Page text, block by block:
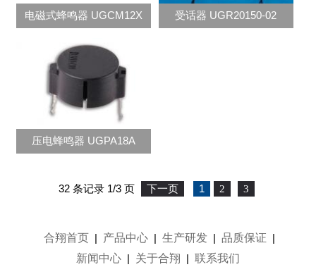
电磁式蜂鸣器 UGCM12X 受话器 UGR20150-02
压电蜂鸣器 UGPA18A
32 条记录 1/3 页 下一页 1 2 3
合翔首页 | 产品中心 | 生产研发 | 品质保证 |
新闻中心 关于合翔 联系我们